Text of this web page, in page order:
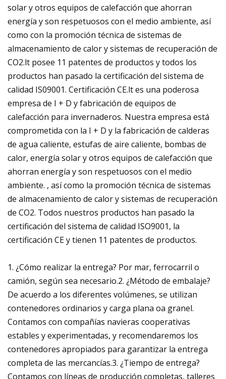
solar y otros equipos de calefacción que ahorran
energía y son respetuosos con el medio ambiente, así
como con la promoción técnica de sistemas de
almacenamiento de calor y sistemas de recuperación de
CO2.lt posee 11 patentes de productos y todos los
productos han pasado la certificación del sistema de
calidad IS09001. Certificación CE.lt es una poderosa
empresa de I + D y fabricación de equipos de
calefacción para invernaderos. Nuestra empresa está
comprometida con la I + D y la fabricación de calderas
de agua caliente, estufas de aire caliente, bombas de
calor, energía solar y otros equipos de calefacción que
ahorran energía y son respetuosos con el medio
ambiente. , así como la promoción técnica de sistemas
de almacenamiento de calor y sistemas de recuperación
de CO2. Todos nuestros productos han pasado la
certificación del sistema de calidad ISO9001, la
certificación CE y tienen 11 patentes de productos.
1. ¿Cómo realizar la entrega? Por mar, ferrocarril o
camión, según sea necesario.2. ¿Método de embalaje?
De acuerdo a los diferentes volúmenes, se utilizan
contenedores ordinarios y carga plana oa granel.
Contamos con compañías navieras cooperativas
estables y experimentadas, y recomendaremos los
contenedores apropiados para garantizar la entrega
completa de las mercancías.3. ¿Tiempo de entrega?
Contamos con líneas de producción completas, talleres